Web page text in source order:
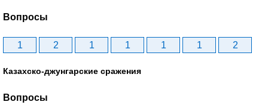
Вопросы
1 2 1 1 1 1 2
Казахско-джунгарские сражения
Вопросы